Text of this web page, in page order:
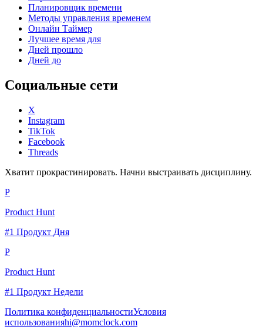
Планировщик времени
Методы управления временем
Онлайн Таймер
Лучшее время для
Дней прошло
Дней до
Социальные сети
X
Instagram
TikTok
Facebook
Threads
Хватит прокрастинировать. Начни выстраивать дисциплину.
P
Product Hunt
#1 Продукт Дня
P
Product Hunt
#1 Продукт Недели
Политика конфиденциальностиУсловия
использованияhi@momclock.com